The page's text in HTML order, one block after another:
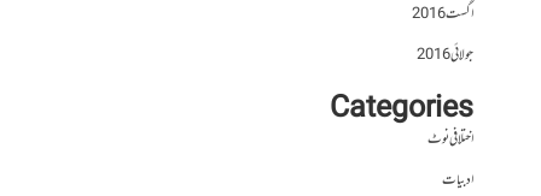
اگست 2016
جولائی 2016
Categories
اختلافی نوٹ
ادبیات